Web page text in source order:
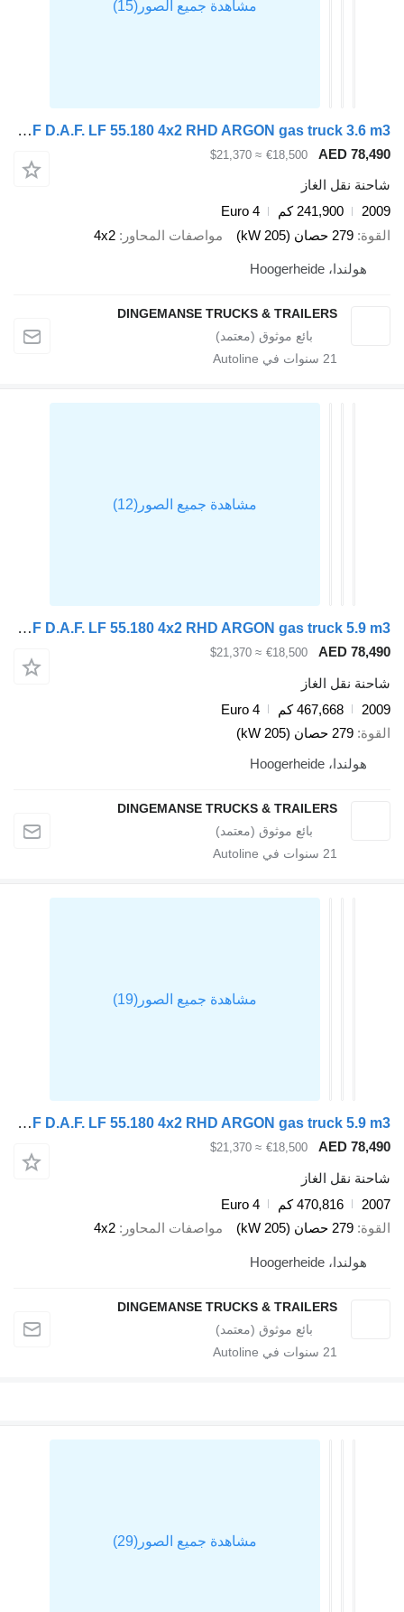
DAF D.A.F. LF 55.180 4x2 RHD ARGON gas truck 3.6 m3
AED
€18,500
≈ $21,370
نقل الغاز
241,900 كم
Euro 4
279 حصان (205 kW) مواصفات المحاور 4x2
هولندا، Hoogerheide
DINGEMANSE TRUCKS & TRAILERS
سنوات في Autoline
DAF D.A.F. LF 55.180 4x2 RHD ARGON gas truck 5.9 m3
AED
€18,500
≈ $21,370
نقل الغاز
467,668 كم
Euro 4
279 حصان (205 kW)
هولندا، Hoogerheide
DINGEMANSE TRUCKS & TRAILERS
سنوات في Autoline
DAF D.A.F. LF 55.180 4x2 RHD ARGON gas truck 5.9 m3
AED
€18,500
≈ $21,370
نقل الغاز
470,816 كم
Euro 4
279 حصان (205 kW) مواصفات المحاور 4x2
هولندا، Hoogerheide
DINGEMANSE TRUCKS & TRAILERS
سنوات في Autoline